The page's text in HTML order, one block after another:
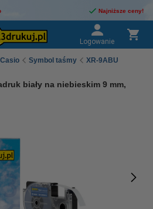
Najniższe ceny!
Logowanie
Casio Symbol taśmy XR-9ABU
biały na niebieskim 9 mm,